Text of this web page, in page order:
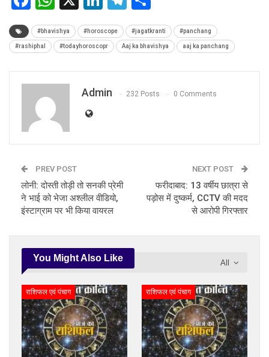
#bhavishya #horoscope #jagatkranti #panchang
#rashiphal #todayhoroscopr Aaj ka bhavishya aaj ka panchang
Admin 232 Posts 0 Comments
PREV POST
लोनी: दोस्ती तोड़ी तो सनकी प्रेमी
ने भाई को भेजा अश्लील वीडियो,
इंस्टाग्राम पर भी किया वायरल
NEXT POST
फरीदाबाद: 13 वर्षीय छात्रा से
पड़ोस में दुष्कर्म, CCTV की मदद
से आरोपी गिरफ्तार
All
You Might Also Like
राशिफल एवं पंचाग राशिफल एवं पंचाग